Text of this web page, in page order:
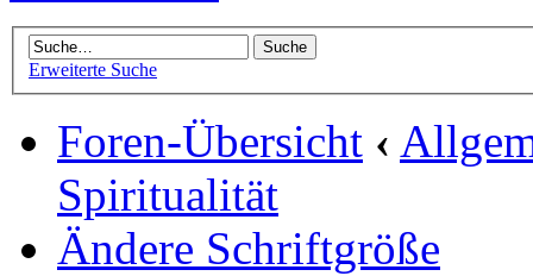
Erweiterte Suche
Foren-Übersicht ‹
Spiritualität
Ändere Schriftgröße